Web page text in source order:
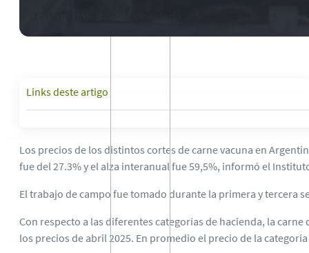
Links deste artigo
Los precios de los distintos cortes de carne vacuna en
fue del 27.3% y el alza interanual fue 59,5%, informó el
El trabajo de campo fue tomado durante la primera y tercera
Con respecto a las diferentes categorías de hacienda, la
los precios de abril 2025. En promedio el precio de la